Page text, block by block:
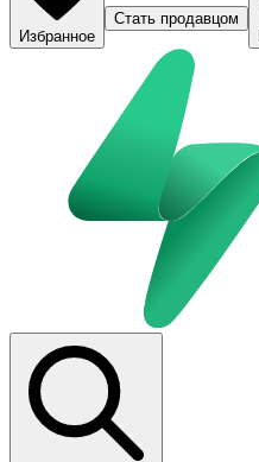
Избранное
Стать продавцом